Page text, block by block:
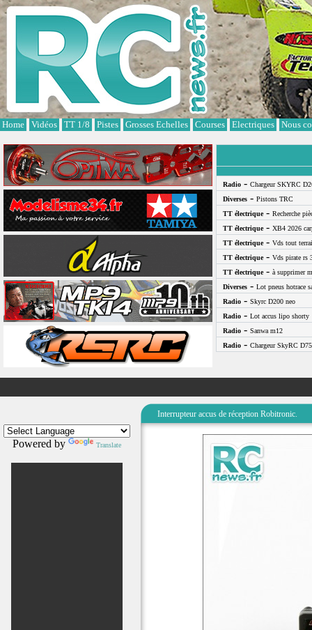
Home Vidéos TT 1/8 Pistes Grosses Echelles Courses Electriques Nous
Radio - Chargeur SKYRC
Diverses - Pistons TRC
TT électrique- Recherche
TT électrique- XB4 2026
TT électrique- Vds tout
TT électrique- Vds pirate rs
TT électrique- à supprimer
Diverses - Lot pneus hotrace
Radio - Skyrc D200 neo
Radio - Lot accus lipo shorty
Radio - Sanwa m12
Radio - Chargeur SkyRC
Powered by Translate
Interrupteur accus de réception Robitronic.
Cookies management panel